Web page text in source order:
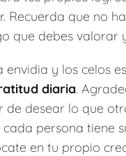
Recuerda que no
que debes valorar
envidia y los celos
diaria.
de desear lo que
cada persona tiene
en tu propio